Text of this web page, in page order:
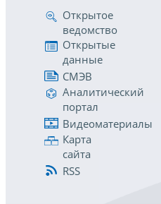
Открытое
ведомство
Открытые
данные
СМЭВ
Аналитический
портал
Видеоматериалы
Карта
сайта
RSS